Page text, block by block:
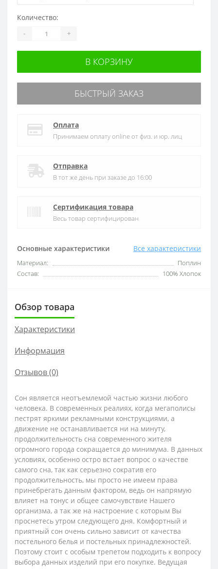
Основные характеристики Все характеристики
Материал:
Поплин
Состав:
100% Хлопок
Количество:
- +
В КОРЗИНУ
БЫСТРЫЙ ЗАКАЗ
Оплата
Принимаем оплату online от физ. и юр. лиц
Отправка
В тот же день при заказе до 16:00
Сертификация товара
Весь товар сертифицирован
Обзор товара
Характеристики
Информация
Отзывов (0)
Сон является неотъемлемой частью жизни любого
человека. В современных реалиях, когда мегаполисы
пестрят яркими рекламными конструкциями, а
движение не останавливается ни на минуту,
продолжительность сна современного жителя
огромного города сокращается до минимума. В данных
условиях, особенно остро встает вопрос о качестве
самого сна, так как серьезно сократив его
продолжительность, мы просто не имеем права
принебрегать данным фактором, ведь он напрямую
влияет на тонус и общее самочувствие Нашего
организма, а так же на настроение с которым Вы
проснетесь утром следующего дня. Комфортный и
приятный сон очень сильно зависит от качества
постельного белья и постельных принадлежностей.
Поэтому стоит с особым трепетом подходить к вопросу
выбора данных изделий при его покупке. Ведущая